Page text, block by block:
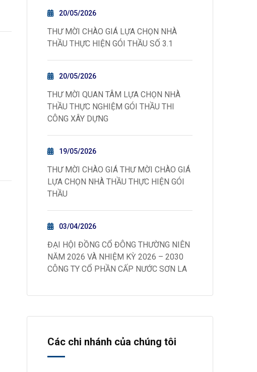
20/05/2026
THƯ MỜI CHÀO GIÁ LỰA CHỌN NHÀ
THẦU THỰC HIỆN GÓI THẦU SỐ 3.1
20/05/2026
THƯ MỜI QUAN TÂM LỰA CHỌN NHÀ
THẦU THỰC NGHIỆM GÓI THẦU THI
CÔNG XÂY DỰNG
19/05/2026
THƯ MỜI CHÀO GIÁ THƯ MỜI CHÀO GIÁ
LỰA CHỌN NHÀ THẦU THỰC HIỆN GÓI
THẦU
03/04/2026
ĐẠI HỘI ĐỒNG CỔ ĐÔNG THƯỜNG NIÊN
NĂM 2026 VÀ NHIỆM KỲ 2026 – 2030
CÔNG TY CỔ PHẦN CẤP NƯỚC SƠN LA
Các chi nhánh của chúng tôi